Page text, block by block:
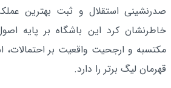
صدرنشینی استقلال و ثبت بهترین
خاطرنشان کرد این باشگاه بر پایه
مکتسبه و ارجحیت واقعیت بر احتمالات،
قهرمان لیگ برتر را دارد.